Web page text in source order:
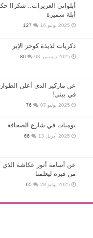
أبلواتي العزيزات.. شكرا!
أبلة سميرة
2025 يونيو 16 127
ذكريات لذيذة كوخز الإبر
2025 ديسمبر 03 80
عن ماركيز الذي أعلن
في بيتي!
2025 يوليو 07 76
يوميات في شارع الصحافة
2025 أبريل 13 66
عن أسامة أنور عكاشة الذي
من قبره ليعلمنا
2025 يوليو 28 65